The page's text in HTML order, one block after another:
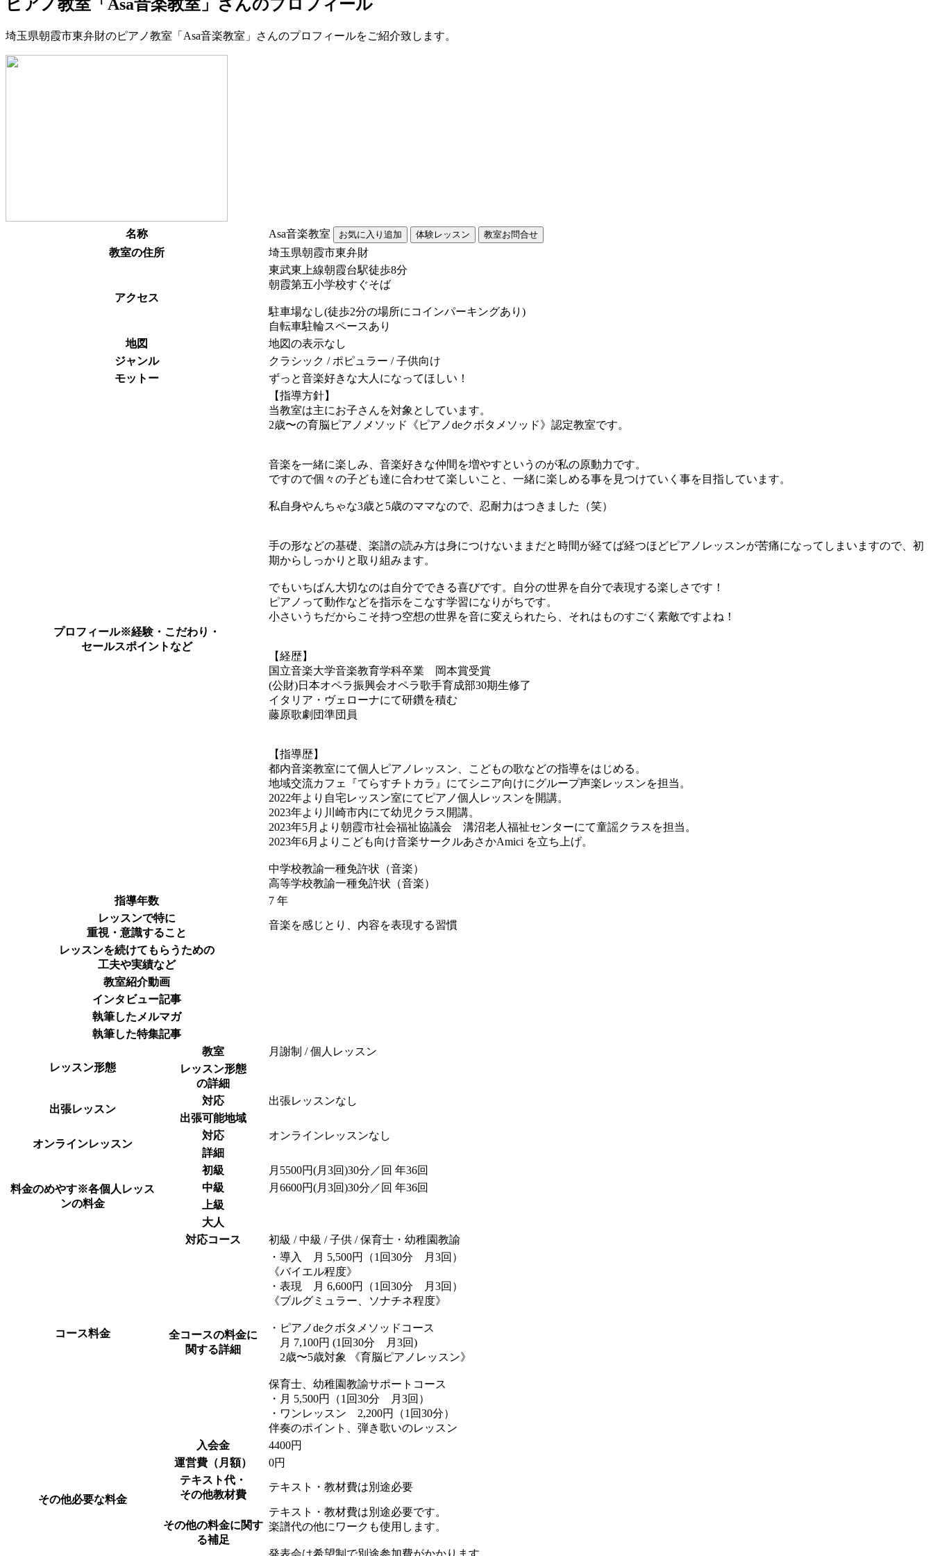
ピアノ教室「Asa音楽教室」さんのプロフィール
埼玉県朝霞市東弁財のピアノ教室「Asa音楽教室」さんのプロフィールをご紹介致します。
名称
Asa音楽教室
教室の住所
埼玉県朝霞市東弁財
アクセス
東武東上線朝霞台駅徒歩8分
朝霞第五小学校すぐそば
駐車場なし(徒歩2分の場所にコインパーキングあり)
自転車駐輪スペースあり
地図
地図の表示なし
ジャンル
クラシック / ポピュラー / 子供向け
モットー
ずっと音楽好きな大人になってほしい！
プロフィール※経験・こだわり・
セールスポイントなど
【指導方針】
当教室は主にお子さんを対象としています。
2歳〜の育脳ピアノメソッド《ピアノdeクボタメソッド》認定教室です。
音楽を一緒に楽しみ、音楽好きな仲間を増やすというのが私の原動力です。
ですので個々の子ども達に合わせて楽しいこと、一緒に楽しめる事を見つけていく事を目指しています。
私自身やんちゃな3歳と5歳のママなので、忍耐力はつきました（笑）
手の形などの基礎、楽譜の読み方は身につけないままだと時間が経てば経つほどピアノレッスンが苦痛になってしまいますので、初
期からしっかりと取り組みます。
でもいちばん大切なのは自分でできる喜びです。自分の世界を自分で表現する楽しさです！
ピアノって動作などを指示をこなす学習になりがちです。
小さいうちだからこそ持つ空想の世界を音に変えられたら、それはものすごく素敵ですよね！
【経歴】
国立音楽大学音楽教育学科卒業 岡本賞受賞
(公財)日本オペラ振興会オペラ歌手育成部30期生修了
イタリア・ヴェローナにて研鑽を積む
藤原歌劇団準団員
【指導歴】
都内音楽教室にて個人ピアノレッスン、こどもの歌などの指導をはじめる。
地域交流カフェ『てらすチトカラ』にてシニア向けにグループ声楽レッスンを担当。
2022年より自宅レッスン室にてピアノ個人レッスンを開講。
2023年より川崎市内にて幼児クラス開講。
2023年5月より朝霞市社会福祉協議会 溝沼老人福祉センターにて童謡クラスを担当。
2023年6月よりこども向け音楽サークルあさかAmici を立ち上げ。
中学校教諭一種免許状（音楽）
高等学校教諭一種免許状（音楽）
指導年数
7 年
レッスンで特に
重視・意識すること
音楽を感じとり、内容を表現する習慣
レッスンを続けてもらうための
工夫や実績など
教室紹介動画
インタビュー記事
執筆したメルマガ
執筆した特集記事
レッスン形態
教室
月謝制 / 個人レッスン
レッスン形態
の詳細
出張レッスン
対応
出張レッスンなし
出張可能地域
オンラインレッスン
対応
オンラインレッスンなし
詳細
料金のめやす※各個人レッス
ンの料金
初級
月5500円(月3回)30分／回 年36回
中級
月6600円(月3回)30分／回 年36回
上級
大人
コース料金
対応コース 初級 / 中級 / 子供 / 保育士・幼稚園教諭
全コースの料金に
関する詳細
・導入 月 5,500円（1回30分 月3回）
《バイエル程度》
・表現 月 6,600円（1回30分 月3回）
《ブルグミュラー、ソナチネ程度》
・ピアノdeクボタメソッドコース
月 7,100円 (1回30分 月3回)
2歳〜5歳対象 《育脳ピアノレッスン》
保育士、幼稚園教諭サポートコース
・月 5,500円（1回30分 月3回）
・ワンレッスン 2,200円（1回30分）
伴奏のポイント、弾き歌いのレッスン
その他必要な料金
入会金
4400円
運営費（月額）
0円
テキスト代・
その他教材費
テキスト・教材費は別途必要
その他の料金に関す
る補足
テキスト・教材費は別途必要です。
楽譜代の他にワークも使用します。